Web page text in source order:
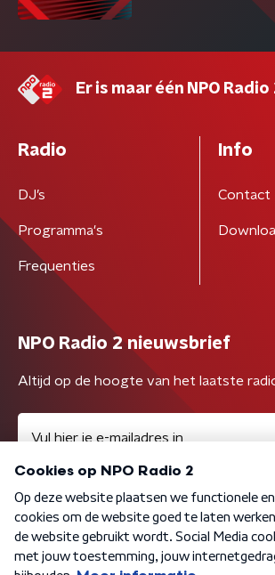
Er is maar één NPO Radio
Radio
DJ’s
Programma's
Frequenties
Info
Contact
NPO Radio 2 nieuwsbrief
Altijd op de hoogte van het laatste
Algemene voorwaarden